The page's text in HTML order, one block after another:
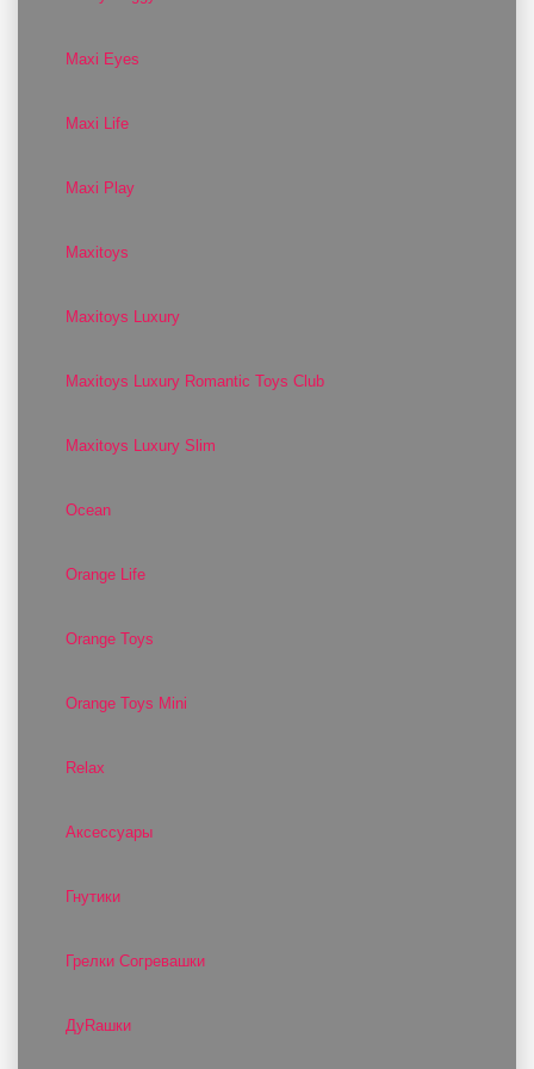
Maxi Eyes
Maxi Life
Maxi Play
Maxitoys
Maxitoys Luxury
Maxitoys Luxury Romantic Toys Club
Maxitoys Luxury Slim
Ocean
Orange Life
Orange Toys
Orange Toys Mini
Relax
Аксессуары
Гнутики
Грелки Согревашки
ДуRашки